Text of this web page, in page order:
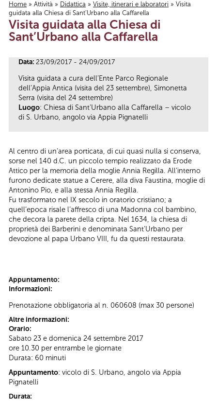
Tu sei qui
Home » Attività » Didattica » Visite, itinerari e laboratori » Visita
guidata alla Chiesa di Sant’Urbano alla Caffarella
Visita guidata alla Chiesa di
Sant’Urbano alla Caffarella
Data: 23/09/2017 - 24/09/2017
Visita guidata a cura dell’Ente Parco Regionale
dell’Appia Antica (visita del 23 settembre), Simonetta
Serra (visita del 24 settembre)
Luogo: Chiesa di Sant’Urbano alla Caffarella – vicolo
di S. Urbano, angolo via Appia Pignatelli
Al centro di un’area porticata, di cui quasi nulla si conserva,
sorse nel 140 d.C. un piccolo tempio realizzato da Erode
Attico per la memoria della moglie Annia Regilla. All’interno
furono dedicate statue a Cerere, alla diva Faustina, moglie di
Antonino Pio, e alla stessa Annia Regilla.
Fu trasformato nel IX secolo in oratorio cristiano; a
quell’epoca risale l’affresco di una Madonna col bambino,
che decora la parete della cripta. Nel 1634, la chiesa di
proprietà dei Barberini e denominata Sant’Urbano per
devozione al papa Urbano VIII, fu da questi restaurata.
Appuntamento:
Informazioni:
Prenotazione obbligatoria al n. 060608 (max 30 persone)
Altre informazioni:
Orario:
Sabato 23 e domenica 24 settembre 2017
ore 10.30 per entrambe le giornate
Durata: 60 minuti
Appuntamento: vicolo di S. Urbano, angolo via Appia
Pignatelli
Durata: